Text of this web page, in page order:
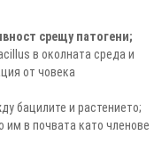
срещу патогени;
в околната среда и
от човека
бацилите и растението;
им в почвата като членове